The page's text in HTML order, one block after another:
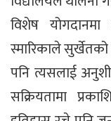
विशेष
स्मारिकाले सुर्खेतको
पनि त्यसलाई
सक्रियतामा